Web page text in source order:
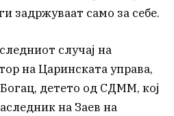
задржуваат само за себе.
случај на
на Царинската управа,
детето од СДММ, кој
на Заев на